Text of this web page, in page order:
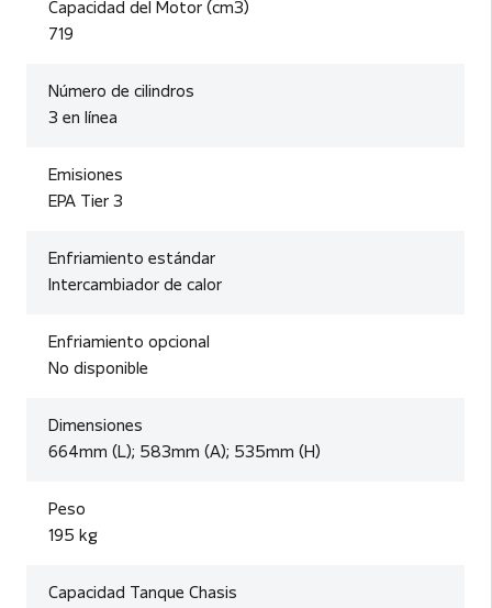
Capacidad del Motor (cm3)
719
Número de cilindros
3 en línea
Emisiones
EPA Tier 3
Enfriamiento estándar
Intercambiador de calor
Enfriamiento opcional
No disponible
Dimensiones
664mm (L); 583mm (A); 535mm (H)
Peso
195 kg
Capacidad Tanque Chasis